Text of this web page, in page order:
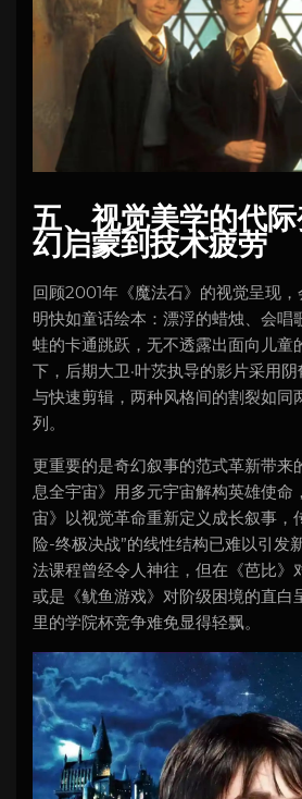
五、视觉美学的代
幻启蒙到技术疲劳
回顾2001年《魔法石》的视觉呈现
明快如童话绘本：漂浮的蜡烛、会唱
蛙的卡通跳跃，无不透露出面向儿童
下，后期大卫·叶茨执导的影片采用
与快速剪辑，两种风格间的割裂如同
列。
更重要的是奇幻叙事的范式革新带来
息全宇宙》用多元宇宙解构英雄使命
宙》以视觉革命重新定义成长叙事，
险-终极决战”的线性结构已难以引发
法课程曾经令人神往，但在《芭比》
或是《鱿鱼游戏》对阶级困境的直白
里的学院杯竞争难免显得轻飘。